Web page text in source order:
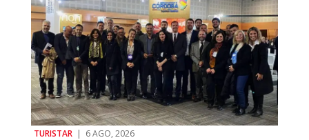
TURISTAR | 6 AGO, 2026